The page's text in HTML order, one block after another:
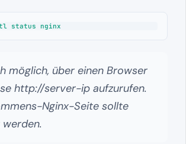
status nginx
möglich, über einen Browser
http://server-ip aufzurufen.
Nginx-Seite sollte